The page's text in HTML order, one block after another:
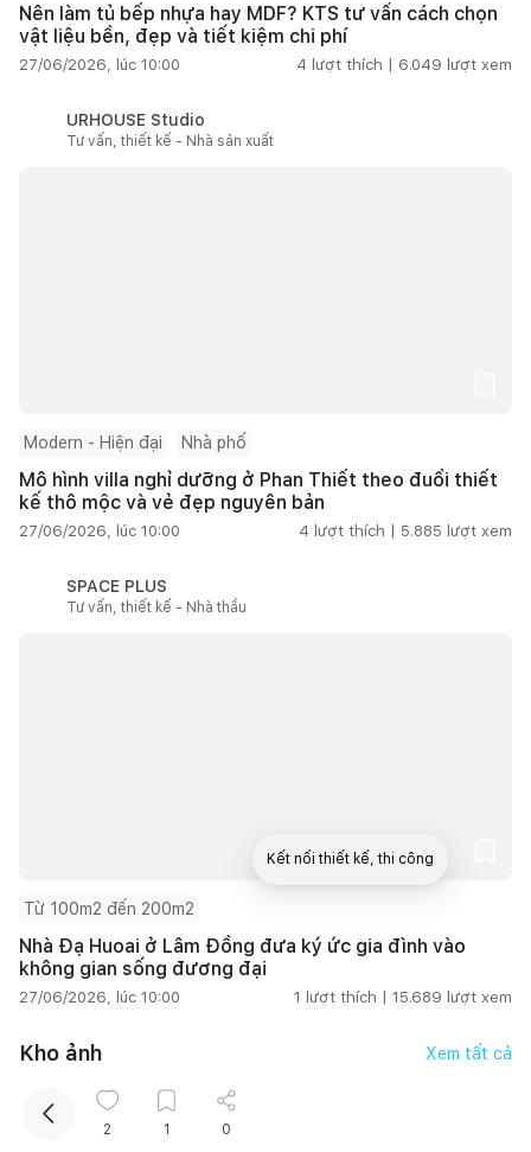
Nên làm tủ bếp nhựa hay MDF? KTS tư vấn cách chọn
vật liệu bền, đẹp và tiết kiệm chi phí
27/06/2026, lúc 10:00 4 lượt thích | 6.049 lượt xem
URHOUSE Studio
Tư vấn, thiết kế - Nhà sản xuất
Modern - Hiện đại Nhà phố
Mô hình villa nghỉ dưỡng ở Phan Thiết theo đuổi thiết
kế thô mộc và vẻ đẹp nguyên bản
27/06/2026, lúc 10:00 4 lượt thích | 5.885 lượt xem
SPACE PLUS
Tư vấn, thiết kế - Nhà thầu
Từ 100m2 đến 200m2
Nhà Đạ Huoai ở Lâm Đồng đưa ký ức gia đình vào
không gian sống đương đại
27/06/2026, lúc 10:00 1 lượt thích | 15.689 lượt xem
Kho ảnh Xem tất cả
2 1 0
Kết nối thiết kế, thi công